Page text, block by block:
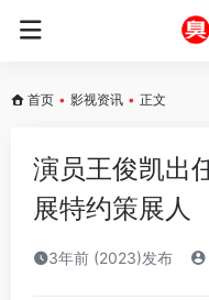
首页 • 影视资讯 • 正文
演员王俊凯出
展特约策展人
3年前 (2023)发布